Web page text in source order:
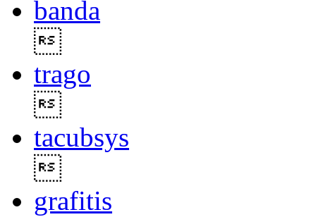
banda
trago
tacubsys
grafitis